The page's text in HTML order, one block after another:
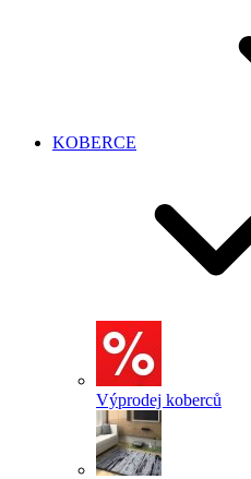
KOBERCE
Výprodej koberců